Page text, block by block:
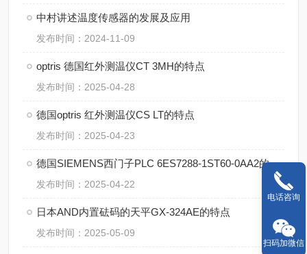
中村讲述温度传感器的发展及应用
发布时间：2024-11-09
optris 德国红外测温仪CT 3MH的特点
发布时间：2025-04-28
德国optris 红外测温仪CS LT的特点
发布时间：2025-04-23
德国SIEMENS西门子PLC 6ES7288-1ST60-0AA2的特点
发布时间：2025-04-22
日本AND内置砝码的天平GX-324AE的特点
发布时间：2025-05-09
电话咨询
扫码加微信